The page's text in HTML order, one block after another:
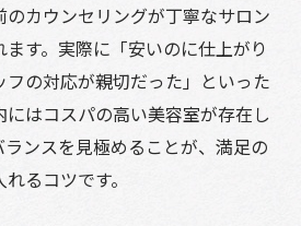
カウンセリングが丁寧なサロン
す。実際に「安いのに仕上がり
の対応が親切だった」といった
はコスパの高い美容室が存在し
ンスを見極めることが、満足の
るコツです。